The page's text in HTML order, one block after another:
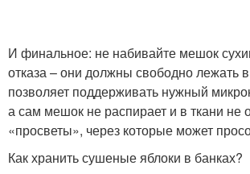
И финальное: не набивайте мешок
отказа – они должны свободно лежать
позволяет поддерживать нужный
а сам мешок не распирает и в ткани не
«просветы», через которые может
Как хранить сушеные яблоки в банках?